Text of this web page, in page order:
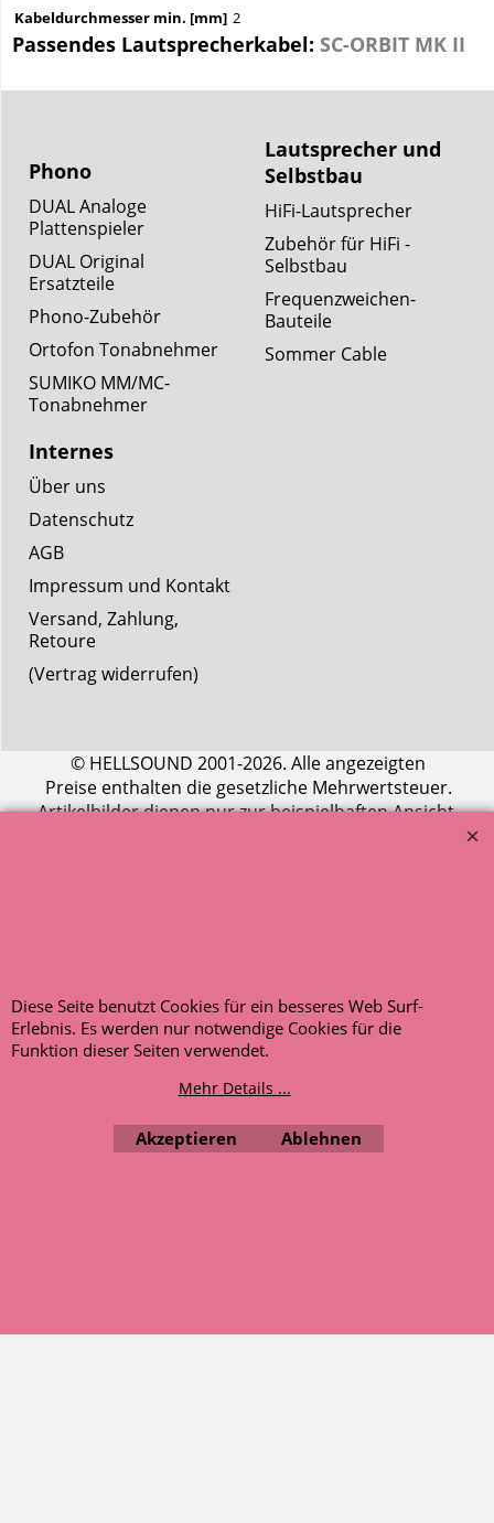
Kabeldurchmesser min. [mm] 2
Passendes Lautsprecherkabel: SC-ORBIT MK II
Lautsprecher und
Selbstbau
HiFi-Lautsprecher
Zubehör für HiFi -
Selbstbau
Frequenzweichen-
Bauteile
Sommer Cable
Phono
DUAL Analoge
Plattenspieler
DUAL Original
Ersatzteile
Phono-Zubehör
Ortofon Tonabnehmer
SUMIKO MM/MC-
Tonabnehmer
Internes
Über uns
Datenschutz
AGB
Impressum und Kontakt
Versand, Zahlung,
Retoure
(Vertrag widerrufen)
© HELLSOUND 2001-2026. Alle angezeigten
Preise enthalten die gesetzliche Mehrwertsteuer.
Artikelbilder dienen nur zur beispielhaften Ansicht.
4.91 / 5.00
120 Bewertungen
Hinweis zu den
Bewertungen
Diese Seite benutzt Cookies für ein besseres Web Surf-
Erlebnis. Es werden nur notwendige Cookies für die
Funktion dieser Seiten verwendet.
Mehr Details ...
Akzeptieren Ablehnen